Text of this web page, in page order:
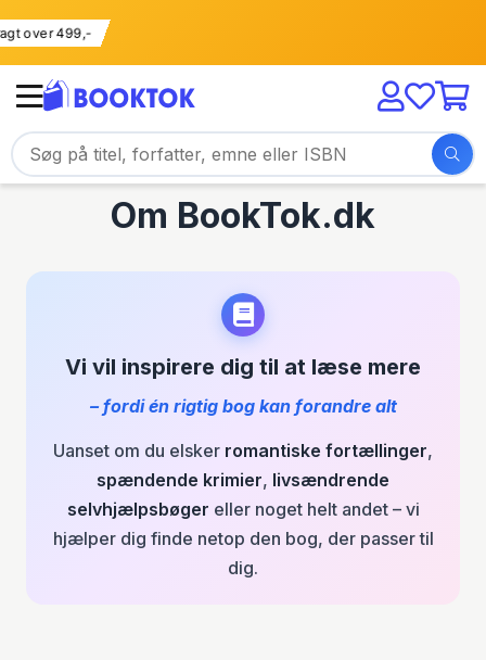
over 499,-
Om BookTok.dk
Vi vil inspirere dig til at læse mere
– fordi én rigtig bog kan forandre alt
Uanset om du elsker romantiske fortællinger,
spændende krimier, livsændrende
selvhjælpsbøger eller noget helt andet – vi
hjælper dig finde netop den bog, der passer til
dig.